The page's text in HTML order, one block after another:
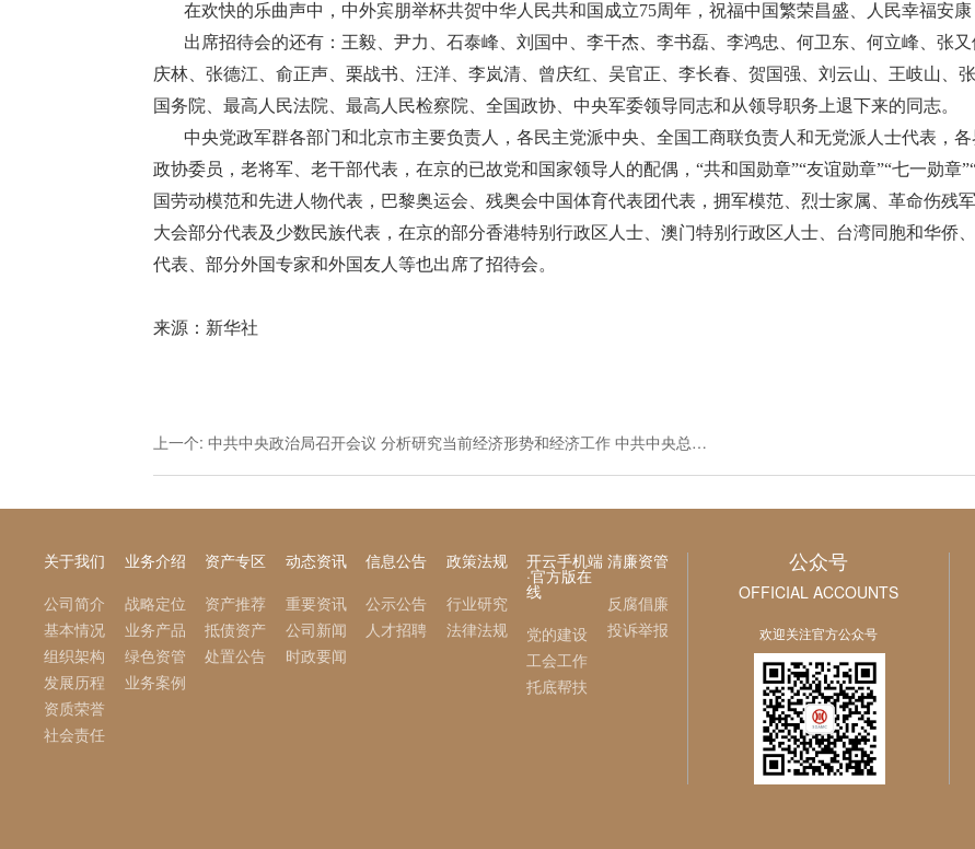
在欢快的乐曲声中，中外宾朋举杯共贺中华人民共和国成立75周年，祝福中国繁荣昌盛、人民幸福安
出席招待会的还有：王毅、尹力、石泰峰、刘国中、李干杰、李书磊、李鸿忠、何卫东、何立峰、张
庆林、张德江、俞正声、栗战书、汪洋、李岚清、曾庆红、吴官正、李长春、贺国强、刘云山、王岐山、
国务院、最高人民法院、最高人民检察院、全国政协、中央军委领导同志和从领导职务上退下来的同志。
中央党政军群各部门和北京市主要负责人，各民主党派中央、全国工商联负责人和无党派人士代表，
政协委员，老将军、老干部代表，在京的已故党和国家领导人的配偶，“共和国勋章”“友谊勋章”“七一勋章
国劳动模范和先进人物代表，巴黎奥运会、残奥会中国体育代表团代表，拥军模范、烈士家属、革命伤残
大会部分代表及少数民族代表，在京的部分香港特别行政区人士、澳门特别行政区人士、台湾同胞和华侨
代表、部分外国专家和外国友人等也出席了招待会。
来源：新华社
上一个:中共中央政治局召开会议 分析研究当前经济形势和经济工作 中共中央总书记习近平主持会议
关于我们
公司简介
基本情况
组织架构
发展历程
资质荣誉
社会责任
业务介绍
战略定位
业务产品
绿色资管
业务案例
资产专区
资产推荐
抵债资产
处置公告
动态资讯
重要资讯
公司新闻
时政要闻
信息公告
公示公告
人才招聘
政策法规
行业研究
法律法规
开云手机端
·官方版在
线
党的建设
工会工作
托底帮扶
清廉资管
反腐倡廉
投诉举报
公众号
OFFICIAL ACCOUNTS
欢迎关注官方公众号